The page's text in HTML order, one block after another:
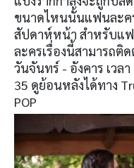
ขนาดไหนนั้นแฟนละค
สัปดาห์หน้า สำหรับแ
ละครเรื่องนี้สามารถ
วันจันทร์ - อังคาร เวล
35 ดูย้อนหลังได้ทาง
POP